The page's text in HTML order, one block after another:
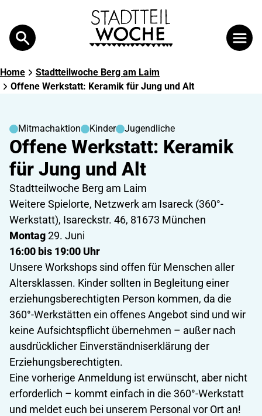
Search
Home
Stadtteilwoche Berg am Laim
Offene Werkstatt: Keramik für Jung und Alt
Mitmachaktion Kinder Jugendliche
Offene Werkstatt: Keramik
für Jung und Alt
Stadtteilwoche Berg am Laim
Weitere Spielorte, Netzwerk am Isareck (360°-
Werkstatt), Isareckstr. 46, 81673 München
Montag29. Juni
16:00 bis 19:00 Uhr
Unsere Workshops sind offen für Menschen aller
Altersklassen. Kinder sollten in Begleitung einer
erziehungsberechtigten Person kommen, da die
360°-Werkstätten ein offenes Angebot sind und wir
keine Aufsichtspflicht übernehmen – außer nach
ausdrücklicher Einverständniserklärung der
Erziehungsberechtigten.
Eine vorherige Anmeldung ist erwünscht, aber nicht
erforderlich – kommt einfach in die 360°-Werkstatt
und meldet euch bei unserem Personal vor Ort an!